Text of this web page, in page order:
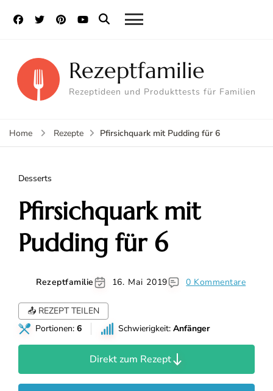
Rezeptfamilie
Rezeptideen und Produkttests für Familien
Home Rezepte Pfirsichquark mit Pudding für 6
Desserts
Pfirsichquark mit
Pudding für 6
Rezeptfamilie 16. Mai 2019 0 Kommentare
📤 REZEPT TEILEN
Portionen: 6 Schwierigkeit: Anfänger
Direkt zum Rezept